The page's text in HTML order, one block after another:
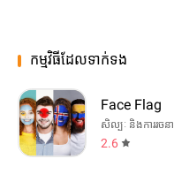
កម្មវិធីដែលទាក់ទង
Face Flag
សិល្បៈ និងការរចនា
2.6